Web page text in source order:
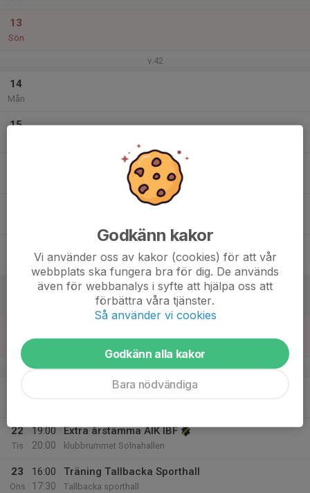
13
Sön
v.42
14
Mån
15
Träning Tallbacka Sporthall
Tallbacka sporthall
17:00
Granbackaskolans gymnastiksal
Sön
v.43
22
Tis
19:00
20:00
Extra årstämma AIK IBF
klubbrummet Solnahallen
23
Ons
16:00
17:30
Träning Tallbacka Sporthall
Tallbacka sporthall
Godkänn kakor
Vi använder oss av kakor (cookies) för att vår
webbplats ska fungera bra för dig. De används
även för webbanalys i syfte att hjälpa oss att
förbättra våra tjänster.
Så använder vi cookies
Godkänn alla kakor
Bara nödvändiga